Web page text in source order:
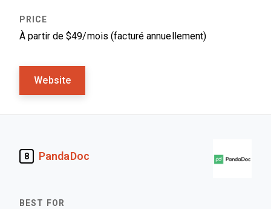
À partir de $49/mois (facturé annuellement)
Website
8 PandaDoc